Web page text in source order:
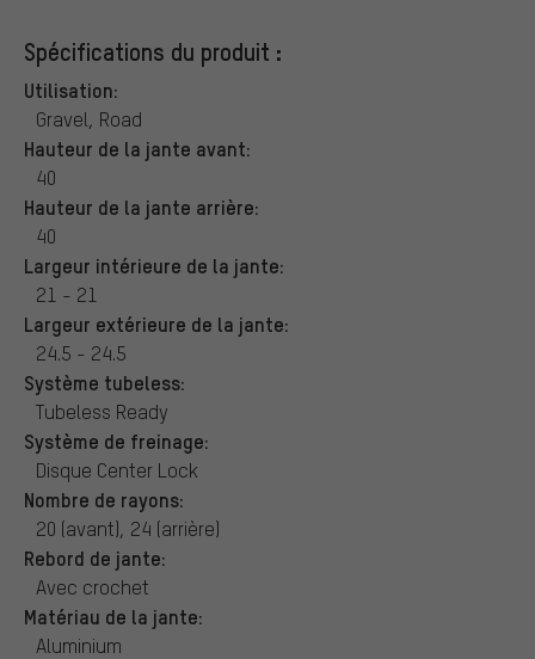
Spécifications du produit :
Utilisation:
Gravel, Road
Hauteur de la jante avant:
40
Hauteur de la jante arrière:
40
Largeur intérieure de la jante:
21 - 21
Largeur extérieure de la jante:
24.5 - 24.5
Système tubeless:
Tubeless Ready
Système de freinage:
Disque Center Lock
Nombre de rayons:
20 (avant), 24 (arrière)
Rebord de jante:
Avec crochet
Matériau de la jante:
Aluminium